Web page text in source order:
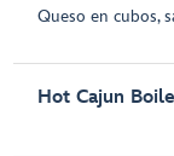
Queso en cubos,
Hot Cajun